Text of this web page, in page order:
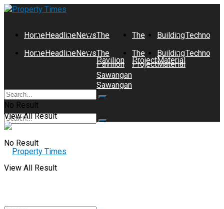
HomeHeadlineNewsThe
Pavilion
Sawangan
The
Project
Building
Material
No Result
View All Result
HomeHeadlineNewsThe
Pavilion
Sawangan
The
Project
Building
Material
No Result
View All Result